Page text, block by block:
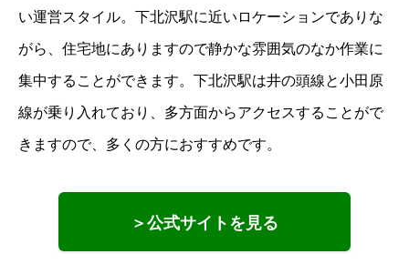
い運営スタイル。下北沢駅に近いロケーションでありな
がら、住宅地にありますので静かな雰囲気のなか作業に
集中することができます。下北沢駅は井の頭線と小田原
線が乗り入れており、多方面からアクセスすることがで
きますので、多くの方におすすめです。
＞公式サイトを見る